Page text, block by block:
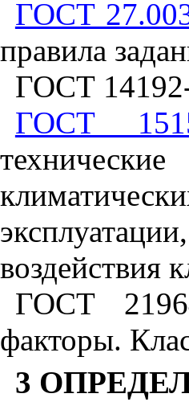
ГОСТ
правила
ГОСТ
ГОСТ
воздействия
ГОСТ
факторы.
3